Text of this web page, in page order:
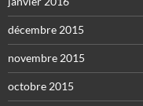
décembre 2015
novembre 2015
octobre 2015